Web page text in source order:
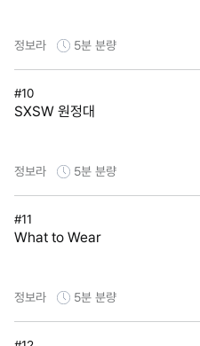
정보라 5분 분량
#10
SXSW 원정대
정보라 5분 분량
#11
What to Wear
정보라 5분 분량